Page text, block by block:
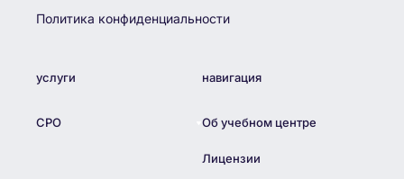
Политика конфиденциальности
услуги
СРО
навигация
Об учебном центре
Лицензии